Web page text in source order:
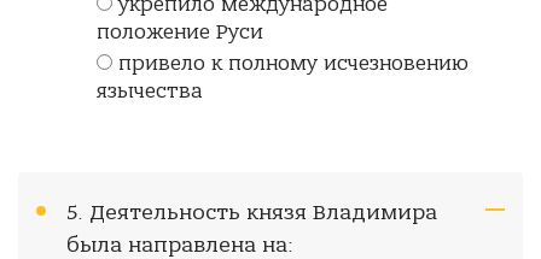
укрепило международное
положение Руси
привело к полному исчезновению
язычества
5. Деятельность князя Владимира
была направлена на: